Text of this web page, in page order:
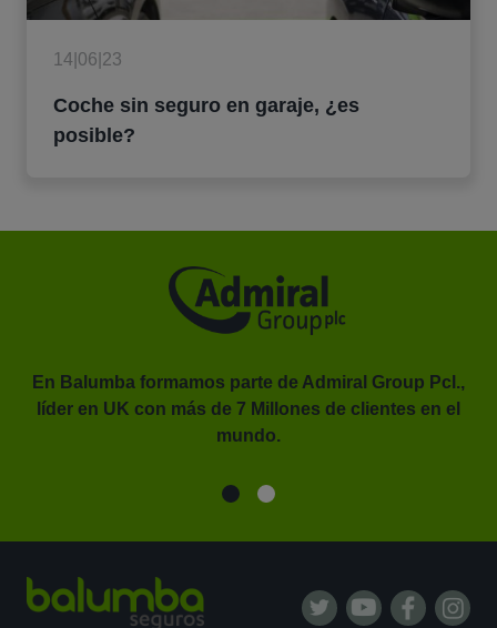
14|06|23
Coche sin seguro en garaje, ¿es
posible?
En Balumba formamos parte de Admiral Group Pcl.,
líder en UK con más de 7 Millones de clientes en el
mundo.